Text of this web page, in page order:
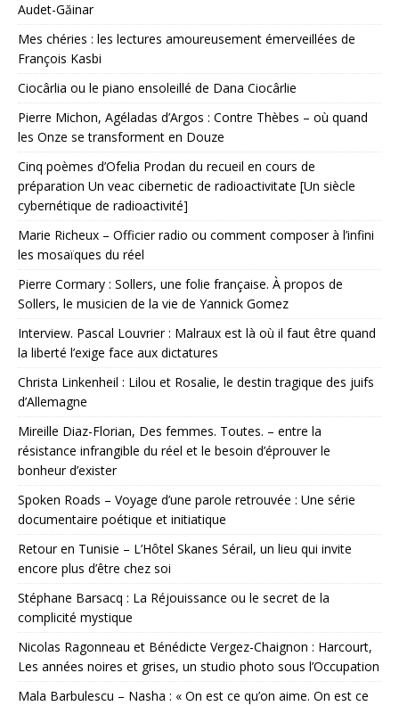
Audet-Găinar
Mes chéries : les lectures amoureusement émerveillées de
François Kasbi
Ciocârlia ou le piano ensoleillé de Dana Ciocârlie
Pierre Michon, Agéladas d’Argos : Contre Thèbes – où quand
les Onze se transforment en Douze
Cinq poèmes d’Ofelia Prodan du recueil en cours de
préparation Un veac cibernetic de radioactivitate [Un siècle
cybernétique de radioactivité]
Marie Richeux – Officier radio ou comment composer à l’infini
les mosaïques du réel
Pierre Cormary : Sollers, une folie française. À propos de
Sollers, le musicien de la vie de Yannick Gomez
Interview. Pascal Louvrier : Malraux est là où il faut être quand
la liberté l’exige face aux dictatures
Christa Linkenheil : Lilou et Rosalie, le destin tragique des juifs
d’Allemagne
Mireille Diaz-Florian, Des femmes. Toutes. – entre la
résistance infrangible du réel et le besoin d’éprouver le
bonheur d’exister
Spoken Roads – Voyage d’une parole retrouvée : Une série
documentaire poétique et initiatique
Retour en Tunisie – L’Hôtel Skanes Sérail, un lieu qui invite
encore plus d’être chez soi
Stéphane Barsacq : La Réjouissance ou le secret de la
complicité mystique
Nicolas Ragonneau et Bénédicte Vergez-Chaignon : Harcourt,
Les années noires et grises, un studio photo sous l’Occupation
Mala Barbulescu – Nasha : « On est ce qu’on aime. On est ce